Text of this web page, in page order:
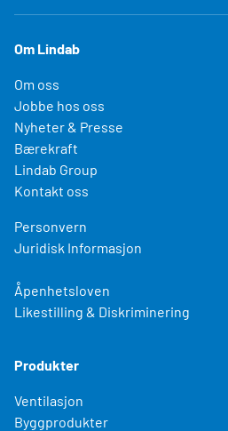
Om Lindab
Om oss
Jobbe hos oss
Nyheter & Presse
Bærekraft
Lindab Group
Kontakt oss
Personvern
Juridisk Informasjon
Åpenhetsloven
Likestilling & Diskriminering
Produkter
Ventilasjon
Byggprodukter